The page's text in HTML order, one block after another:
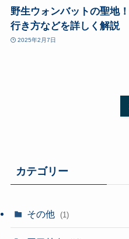
野生ウォンバットの聖地
行き方などを詳しく解説
2025年2月7日
カテゴリー
その他 (1)